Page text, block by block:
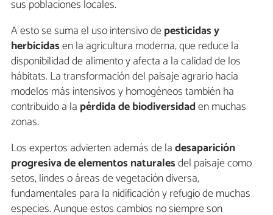
sus poblaciones locales.
A esto se suma el uso intensivo depesticidas y
herbicidasen la agricultura moderna, que reduce la
disponibilidad de alimento y afecta a la calidad de los
hábitats. La transformación del paisaje agrario hacia
modelos más intensivos y homogéneos también ha
contribuido a la pérdida de biodiversidaden muchas
zonas.
Los expertos advierten además de ladesaparición
progresiva de elementos naturalesdel paisaje como
setos, lindes o áreas de vegetación diversa,
fundamentales para la nidificación y refugio de muchas
especies. Aunque estos cambios no siempre son